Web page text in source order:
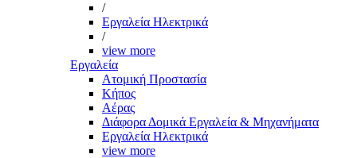
/
Εργαλεία Ηλεκτρικά
/
view more
Εργαλεία
Aτομική Προστασία
Kήπος
Αέρας
Διάφορα Δομικά Εργαλεία & Μηχανήματα
Εργαλεία Ηλεκτρικά
view more